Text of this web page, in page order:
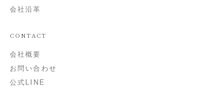
会社沿革
CONTACT
会社概要
お問い合わせ
公式LINE